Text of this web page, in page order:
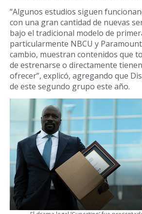
“Algunos estudios siguen
con una gran cantidad de nuevas
bajo el tradicional modelo de
particularmente NBCU y
cambio, muestran contenidos que
de estrenarse o directamente
ofrecer”, explicó, agregando que
de este segundo grupo este año.